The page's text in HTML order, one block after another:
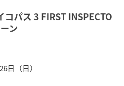
コパス 3 FIRST INSPECTO
ン
日（日）